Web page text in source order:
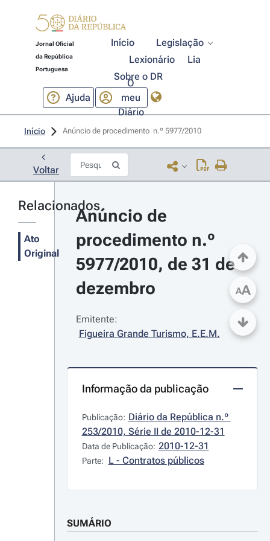
Jornal Oficial
da República
Portuguesa
Início
Legislação
Lexionário
Lia
Sobre o DR
Ajuda
O
meu
Diário
Início Anúncio de procedimento  n.º 5977/2010
Voltar
Relacionados
Ato
Original
Anúncio de
procedimento n.º
5977/2010, de 31 de
dezembro
Emitente:
Figueira Grande Turismo, E.E.M.
Informação da publicação
Publicação: Diário da República n.º
253/2010, Série II de 2010-12-31
Data de Publicação: 2010-12-31
Parte: L - Contratos públicos
SUMÁRIO
AA